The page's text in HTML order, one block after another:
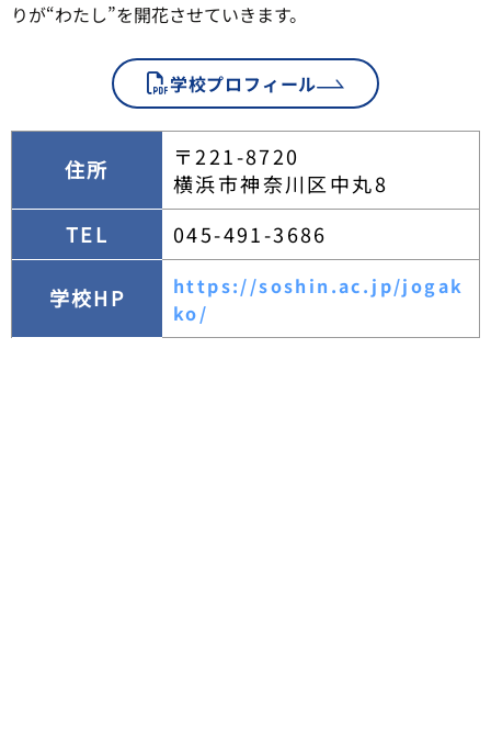
りが“わたし”を開花させていきます。
学校プロフィール
住所
〒221-8720
横浜市神奈川区中丸8
TEL
045-491-3686
学校HP
https://soshin.ac.jp/jogak
ko/